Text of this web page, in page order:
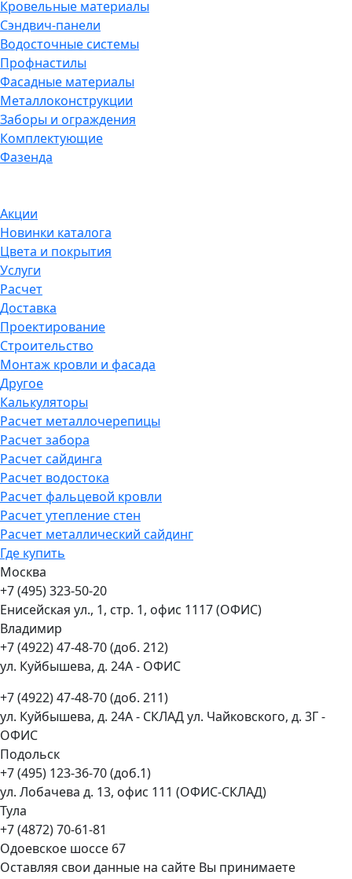
Кровельные материалы
Сэндвич-панели
Водосточные системы
Профнастилы
Фасадные материалы
Металлоконструкции
Заборы и ограждения
Комплектующие
Фазенда
Акции
Новинки каталога
Цвета и покрытия
Услуги
Расчет
Доставка
Проектирование
Строительство
Монтаж кровли и фасада
Другое
Калькуляторы
Расчет металлочерепицы
Расчет забора
Расчет сайдинга
Расчет водостока
Расчет фальцевой кровли
Расчет утепление стен
Расчет металлический сайдинг
Где купить
Москва
+7 (495) 323-50-20
Енисейская ул., 1, стр. 1, офис 1117 (ОФИС)
Владимир
+7 (4922) 47-48-70 (доб. 212)
ул. Куйбышева, д. 24А - ОФИС
+7 (4922) 47-48-70 (доб. 211)
ул. Куйбышева, д. 24А - СКЛАД ул. Чайковского, д. 3Г -
ОФИС
Подольск
+7 (495) 123-36-70 (доб.1)
ул. Лобачева д. 13, офис 111 (ОФИС-СКЛАД)
Тула
+7 (4872) 70-61-81
Одоевское шоссе 67
Оставляя свои данные на сайте Вы принимаете